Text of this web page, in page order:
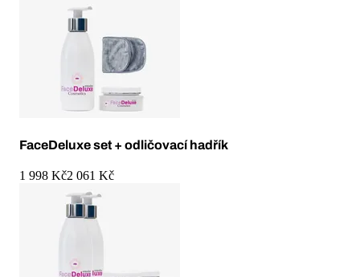
FaceDeluxe set + odličovací hadřík
1 998 Kč2 061 Kč